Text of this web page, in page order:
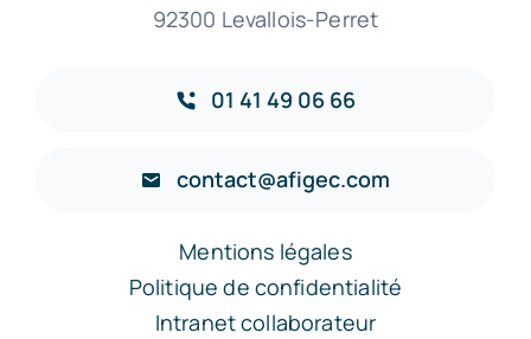
92300 Levallois-Perret
01 41 49 06 66
contact@afigec.com
Mentions légales
Politique de confidentialité
Intranet collaborateur